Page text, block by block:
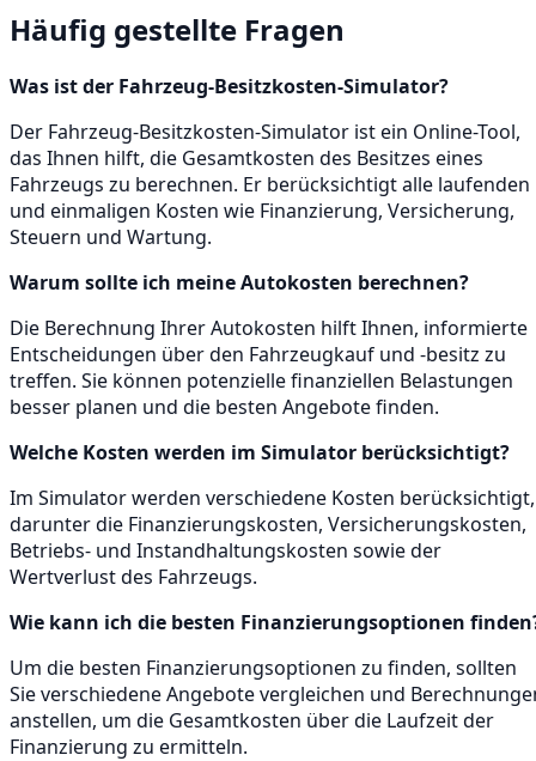
Häufig gestellte Fragen
Was ist der Fahrzeug-Besitzkosten-Simulator?
Der Fahrzeug-Besitzkosten-Simulator ist ein Online-Tool,
das Ihnen hilft, die Gesamtkosten des Besitzes eines
Fahrzeugs zu berechnen. Er berücksichtigt alle laufenden
und einmaligen Kosten wie Finanzierung, Versicherung,
Steuern und Wartung.
Warum sollte ich meine Autokosten berechnen?
Die Berechnung Ihrer Autokosten hilft Ihnen, informierte
Entscheidungen über den Fahrzeugkauf und -besitz zu
treffen. Sie können potenzielle finanziellen Belastungen
besser planen und die besten Angebote finden.
Welche Kosten werden im Simulator berücksichtigt?
Im Simulator werden verschiedene Kosten berücksichtigt,
darunter die Finanzierungskosten, Versicherungskosten,
Betriebs- und Instandhaltungskosten sowie der
Wertverlust des Fahrzeugs.
Wie kann ich die besten Finanzierungsoptionen
Um die besten Finanzierungsoptionen zu finden, sollten
Sie verschiedene Angebote vergleichen und
anstellen, um die Gesamtkosten über die Laufzeit der
Finanzierung zu ermitteln.